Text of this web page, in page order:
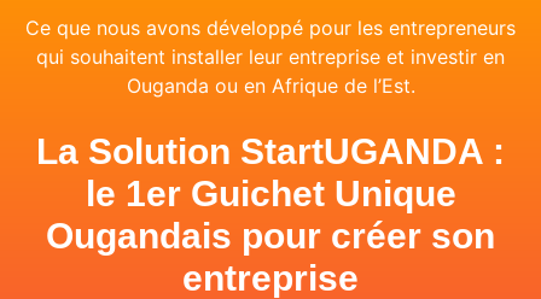
Ce que nous avons développé pour les entrepreneurs
qui souhaitent installer leur entreprise et investir en
Ouganda ou en Afrique de l’Est.
La Solution StartUGANDA :
le 1er Guichet Unique
Ougandais pour créer son
entreprise